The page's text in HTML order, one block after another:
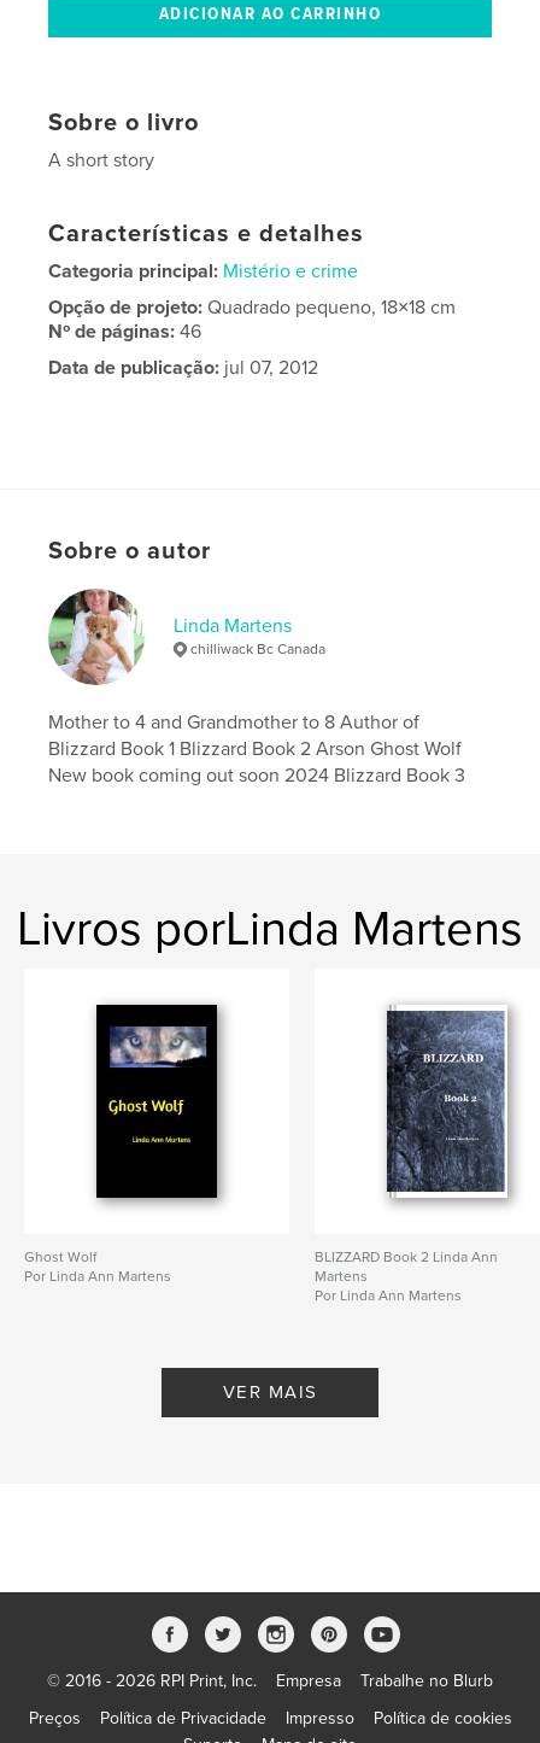
Sobre o livro
A short story
Características e detalhes
Categoria principal: Mistério e crime
Opção de projeto:Quadrado pequeno, 18×18 cm
Nº de páginas:46
Data de publicação: jul 07, 2012
Sobre o autor
Linda Martens
chilliwack Bc Canada
Mother to 4 and Grandmother to 8 Author of
Blizzard Book 1 Blizzard Book 2 Arson Ghost Wolf
New book coming out soon 2024 Blizzard Book 3
Livros porLinda Martens
Ghost Wolf
Por Linda Ann Martens
BLIZZARD Book 2 Linda Ann
Martens
Por Linda Ann Martens
VER MAIS
© 2016 - 2026 RPI Print, Inc. Empresa
Trabalhe no Blurb
Preços
Política de Privacidade Impresso
Política de cookies